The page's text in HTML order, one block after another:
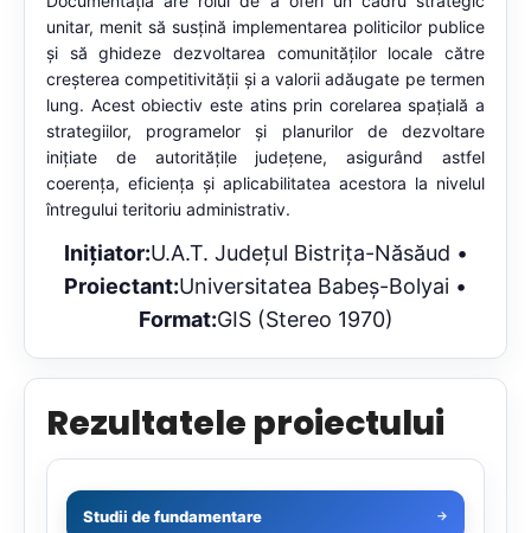
unitar, menit să susțină implementarea politicilor publice
și să ghideze dezvoltarea comunităților locale către
creșterea competitivității și a valorii adăugate pe termen
lung. Acest obiectiv este atins prin corelarea spațială a
strategiilor, programelor și planurilor de dezvoltare
inițiate de autoritățile județene, asigurând astfel
coerența, eficiența și aplicabilitatea acestora la nivelul
întregului teritoriu administrativ.
Inițiator:U.A.T. Județul Bistrița-Năsăud •
Proiectant:Universitatea Babeș-Bolyai •
Format:GIS (Stereo 1970)
Rezultatele proiectului
Studii de fundamentare →